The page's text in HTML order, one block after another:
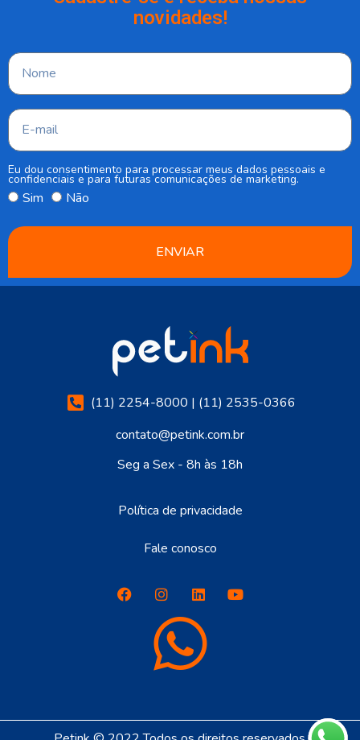
novidades!
Eu dou consentimento para processar meus dados pessoais e
confidenciais e para futuras comunicações de marketing.
Sim Não
ENVIAR
(11) 2254-8000 | (11) 2535-0366
contato@petink.com.br
Seg a Sex - 8h às 18h
Política de privacidade
Fale conosco